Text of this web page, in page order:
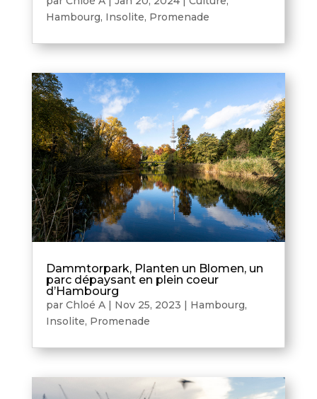
Hambourg, Insolite, Promenade
Dammtorpark, Planten un Blomen, un
parc dépaysant en plein coeur
d’Hambourg
par Chloé A| Nov 25, 2023 | Hambourg,
Insolite, Promenade